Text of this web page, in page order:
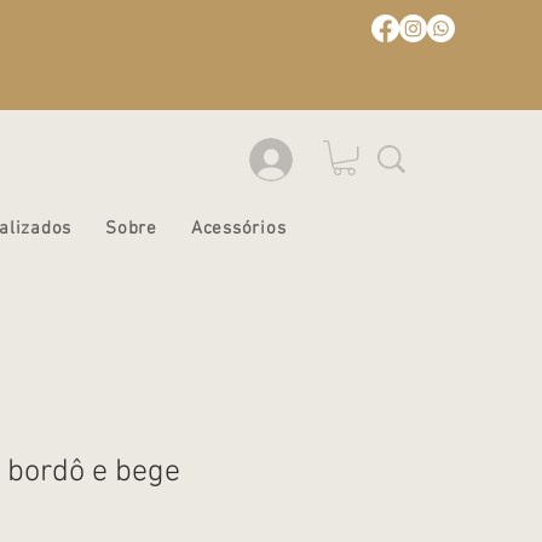
Sobre Acessórios
e bege